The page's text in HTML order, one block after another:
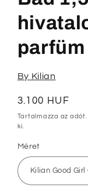
By Kilian
Normál
ár
3.100 HUF
Tartalmazza az adót.
ki.
Méret